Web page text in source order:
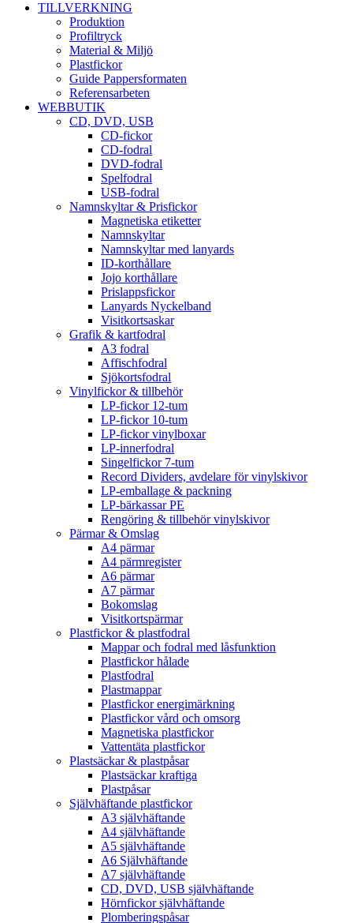
TILLVERKNING
Produktion
Profiltryck
Material & Miljö
Plastfickor
Guide Pappersformaten
Referensarbeten
WEBBUTIK
CD, DVD, USB
CD-fickor
CD-fodral
DVD-fodral
Spelfodral
USB-fodral
Namnskyltar & Prisfickor
Magnetiska etiketter
Namnskyltar
Namnskyltar med lanyards
ID-korthållare
Jojo korthållare
Prislappsfickor
Lanyards Nyckelband
Visitkortsaskar
Grafik & kartfodral
A3 fodral
Affischfodral
Sjökortsfodral
Vinylfickor & tillbehör
LP-fickor 12-tum
LP-fickor 10-tum
LP-fickor vinylboxar
LP-innerfodral
Singelfickor 7-tum
Record Dividers, avdelare för vinylskivor
LP-emballage & packning
LP-bärkassar PE
Rengöring & tillbehör vinylskivor
Pärmar & Omslag
A4 pärmar
A4 pärmregister
A6 pärmar
A7 pärmar
Bokomslag
Visitkortspärmar
Plastfickor & plastfodral
Mappar och fodral med låsfunktion
Plastfickor hålade
Plastfodral
Plastmappar
Plastfickor energimärkning
Plastfickor vård och omsorg
Magnetiska plastfickor
Vattentäta plastfickor
Plastsäckar & plastpåsar
Plastsäckar kraftiga
Plastpåsar
Självhäftande plastfickor
A3 självhäftande
A4 självhäftande
A5 självhäftande
A6 Självhäftande
A7 självhäftande
CD, DVD, USB självhäftande
Hörnfickor självhäftande
Plomberingspåsar